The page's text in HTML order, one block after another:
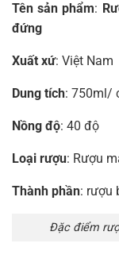
Tên sản phẩm:
đứng
Xuất xứ: Việt Nam
Dung tích: 750ml/
Nồng độ: 40 độ
Loại rượu: Rượu
Thành phần: rượu
Đặc điểm